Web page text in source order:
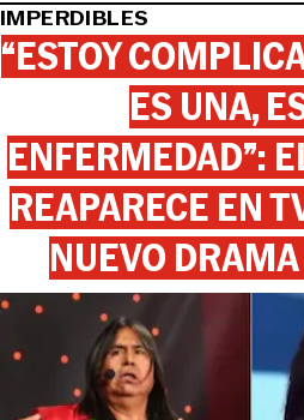
IMPERDIBLES
“ESTOY
ES UNA,
ENFERMEDAD”:
REAPARECE EN
NUEVO